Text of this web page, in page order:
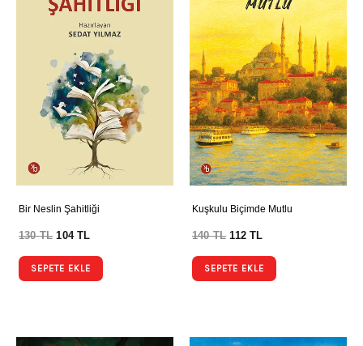
Bir Neslin Şahitliği
130TL 104TL
SEPETE EKLE
Kuşkulu Biçimde Mutlu
140TL 112TL
SEPETE EKLE